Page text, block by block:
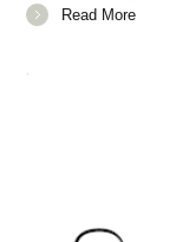
Read More
SMALLABLE